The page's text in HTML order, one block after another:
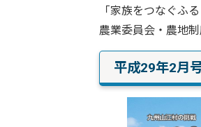
「家族をつなぐふる
農業委員会・農地
平成29年2月